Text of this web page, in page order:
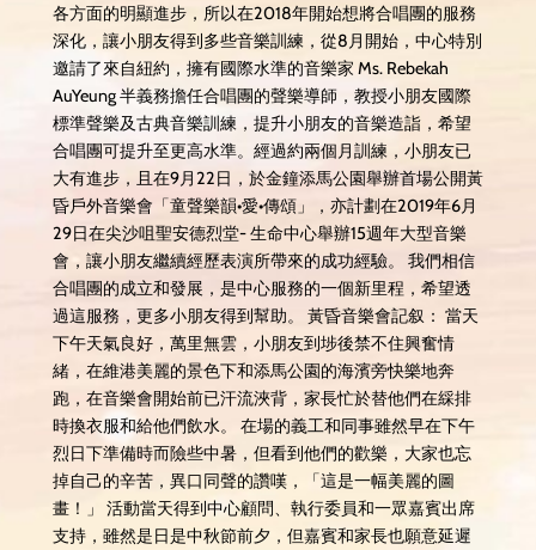
各方面的明顯進步，所以在2018年開始想將合唱團的服務
深化，讓小朋友得到多些音樂訓練，從8月開始，中心特別
邀請了來自紐約，擁有國際水準的音樂家 Ms. Rebekah
AuYeung 半義務擔任合唱團的聲樂導師，教授小朋友國際
標準聲樂及古典音樂訓練，提升小朋友的音樂造詣，希望
合唱團可提升至更高水準。經過約兩個月訓練，小朋友已
大有進步，且在9月22日，於金鐘添馬公園舉辦首場公開黃
昏戶外音樂會「童聲樂韻•愛•傳頌」，亦計劃在2019年6月
29日在尖沙咀聖安德烈堂- 生命中心舉辦15週年大型音樂
會，讓小朋友繼續經歷表演所帶來的成功經驗。 我們相信
合唱團的成立和發展，是中心服務的一個新里程，希望透
過這服務，更多小朋友得到幫助。 黃昏音樂會記叙： 當天
下午天氣良好，萬里無雲，小朋友到埗後禁不住興奮情
緒，在維港美麗的景色下和添馬公園的海濱旁快樂地奔
跑，在音樂會開始前已汗流浹背，家長忙於替他們在綵排
時換衣服和給他們飲水。 在場的義工和同事雖然早在下午
烈日下準備時而險些中暑，但看到他們的歡樂，大家也忘
掉自己的辛苦，異口同聲的讚嘆，「這是一幅美麗的圖
畫！」 活動當天得到中心顧問、執行委員和一眾嘉賓出席
支持，雖然是日是中秋節前夕，但嘉賓和家長也願意延遲